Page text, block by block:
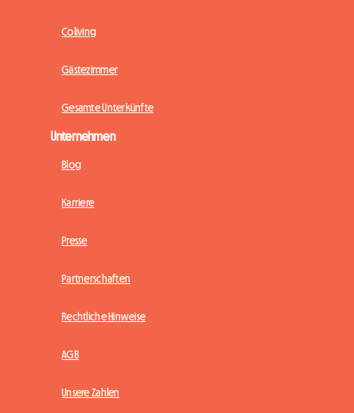
Coliving
Gästezimmer
Gesamte Unterkünfte
Unternehmen
Blog
Karriere
Presse
Partnerschaften
Rechtliche Hinweise
AGB
Unsere Zahlen